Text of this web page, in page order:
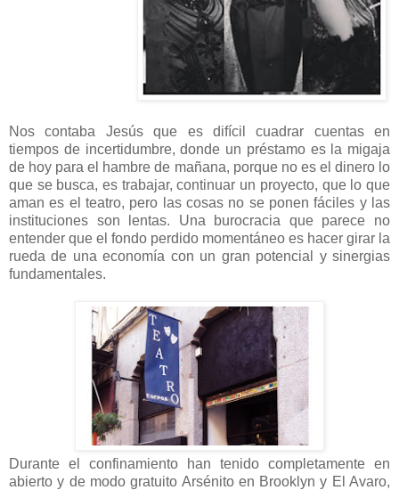
Nos contaba Jesús que es difícil cuadrar cuentas en
tiempos de incertidumbre, donde un préstamo es la migaja
de hoy para el hambre de mañana, porque no es el dinero lo
que se busca, es trabajar, continuar un proyecto, que lo que
aman es el teatro, pero las cosas no se ponen fáciles y las
instituciones son lentas. Una burocracia que parece no
entender que el fondo perdido momentáneo es hacer girar la
rueda de una economía con un gran potencial y sinergias
fundamentales.
Durante el confinamiento han tenido completamente en
abierto y de modo gratuito Arsénito en Brooklyn y El Avaro,